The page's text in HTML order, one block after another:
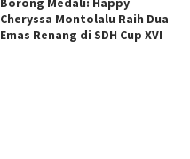
Cheryssa Montolalu Raih Dua
Emas Renang di SDH Cup XVI